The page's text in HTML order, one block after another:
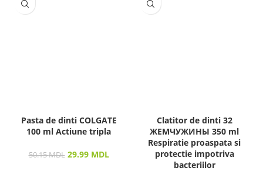
Pasta de dinti COLGATE
100 ml Actiune tripla
50.15MDL 29.99 MDL
Clatitor de dinti 32
ЖЕМЧУЖИНЫ 350 ml
Respiratie proaspata si
protectie impotriva
bacteriilor